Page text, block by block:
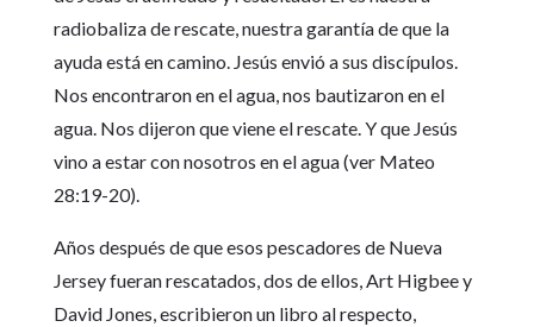
radiobaliza de rescate, nuestra garantía de que la
ayuda está en camino. Jesús envió a sus discípulos.
Nos encontraron en el agua, nos bautizaron en el
agua. Nos dijeron que viene el rescate. Y que Jesús
vino a estar con nosotros en el agua (ver Mateo
28:19-20).
Años después de que esos pescadores de Nueva
Jersey fueran rescatados, dos de ellos, Art Higbee y
David Jones, escribieron un libro al respecto,